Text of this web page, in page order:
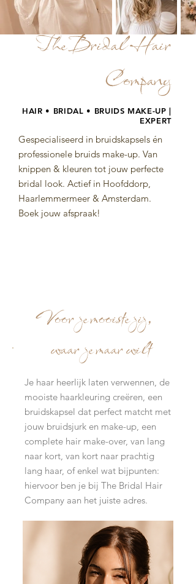
The Bridal Hair
Company
HAIR • BRIDAL • BRUIDS MAKE-UP |
EXPERT
Gespecialiseerd in bruidskapsels én
professionele bruids make-up. Van
knippen & kleuren tot jouw perfecte
bridal look. Actief in Hoofddorp,
Haarlemmermeer & Amsterdam.
Boek jouw afspraak!
Je haar heerlijk laten verwennen, de
mooiste haarkleuring creëren, een
bruidskapsel dat perfect matcht met
jouw bruidsjurk en make-up, een
complete hair make-over, van lang
naar kort, van kort naar prachtig
lang haar, of enkel wat bijpunten:
hiervoor ben je bij The Bridal Hair
Company aan het juiste adres.
Voor je mooiste jij,
waar je maar wilt